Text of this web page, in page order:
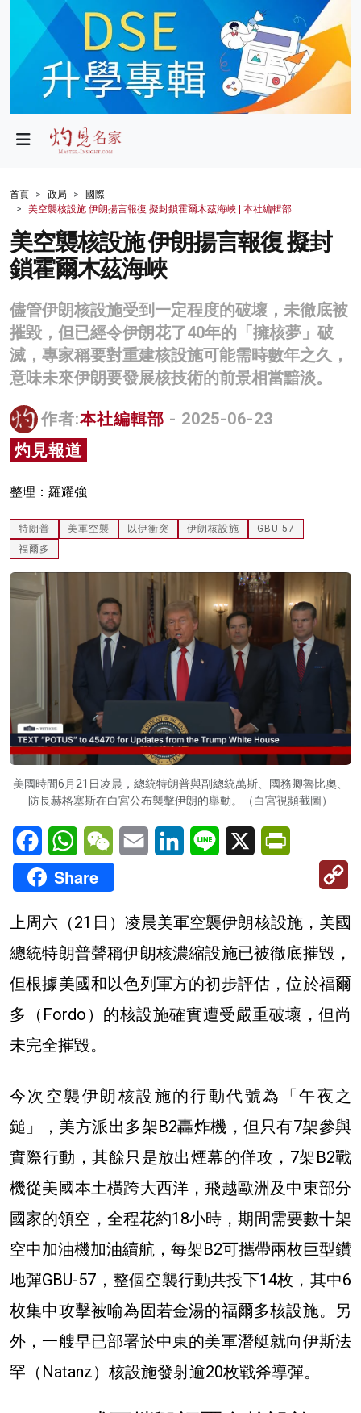
政局
財經
生活
健康
商業
科技
影片
名家榜
灼見活動
關於我們
首頁 政局
國際
美空襲核設施 伊朗揚言報復 擬封鎖霍爾木茲海峽 | 本社編輯部
美空襲核設施 伊朗揚言報復 擬封
鎖霍爾木茲海峽
儘管伊朗核設施受到一定程度的破壞，未徹底被
摧毀，但已經令伊朗花了40年的「擁核夢」破
滅，專家稱要對重建核設施可能需時數年之久，
意味未來伊朗要發展核技術的前景相當黯淡。
作者:本社編輯部 - 2025-06-23
灼見報道
整理：羅耀強
特朗普 美軍空襲 以伊衝突 伊朗核設施
GBU-57
福爾多
美國時間6月21日凌晨，總統特朗普與副總統萬斯、國務卿魯比奧、
防長赫格塞斯在白宮公布襲擊伊朗的舉動。（白宮視頻截圖）
FacebookWhatsAppWeChatEmail LinkedInLine X
Share
上周六（21日）凌晨美軍空襲伊朗核設施，美國
總統特朗普聲稱伊朗核濃縮設施已被徹底摧毀，
但根據美國和以色列軍方的初步評估，位於福爾
多（Fordo）的核設施確實遭受嚴重破壞，但尚
未完全摧毀。
今次空襲伊朗核設施的行動代號為「午夜之
鎚」，美方派出多架B2轟炸機，但只有7架參與
實際行動，其餘只是放出煙幕的佯攻，7架B2戰
機從美國本土橫跨大西洋，飛越歐洲及中東部分
國家的領空，全程花約18小時，期間需要數十架
空中加油機加油續航，每架B2可攜帶兩枚巨型鑽
地彈GBU-57，整個空襲行動共投下14枚，其中6
枚集中攻擊被喻為固若金湯的福爾多核設施。另
外，一艘早已部署於中東的美軍潛艇就向伊斯法
罕（Natanz）核設施發射逾20枚戰斧導彈。